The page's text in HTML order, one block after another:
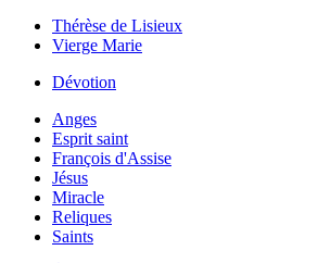
Thérèse de Lisieux
Vierge Marie
Dévotion
Anges
Esprit saint
François d'Assise
Jésus
Miracle
Reliques
Saints